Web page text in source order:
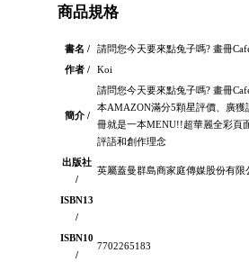
商品規格
書名 /
請問您今天要來點兔子嗎? 畫冊
作者 /
Koi
簡介 /
請問您今天要來點兔子嗎? 畫冊
本AMAZON滿分5顆星評價、廣
冊就是一本MENU!!超華麗全彩頁
評語和創作理念
出版社
/
英屬蓋曼群島商家庭傳媒股份有限
ISBN13
/
ISBN10
/
7702265183